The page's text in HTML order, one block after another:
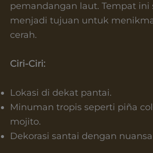
pemandangan laut. Tempat ini
menjadi tujuan untuk
cerah.
Ciri-Ciri:
Lokasi di dekat pantai.
Minuman tropis seperti piña
mojito.
Dekorasi santai dengan